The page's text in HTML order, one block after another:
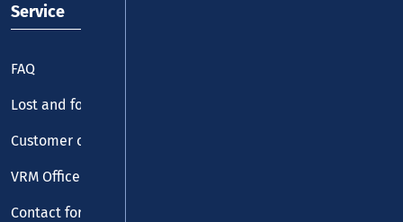
Service
FAQ
Lost and found
Customer centre
VRM Office
Contact form